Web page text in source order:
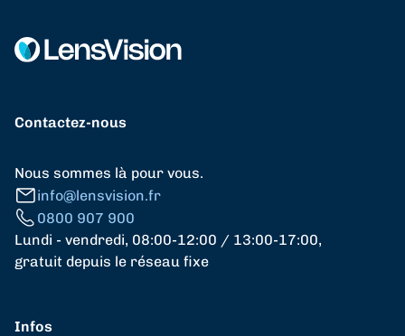
Contactez-nous
Nous sommes là pour vous.
info@lensvision.fr
0800 907 900
Lundi - vendredi, 08:00-12:00 / 13:00-17:00,
gratuit depuis le réseau fixe
Infos